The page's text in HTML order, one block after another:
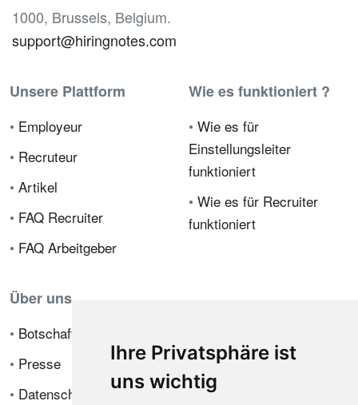
Ihre Privatsphäre ist
uns wichtig
1000, Brussels, Belgium.
support@hiringnotes.com
Unsere Plattform
• Employeur
• Recruteur
• Artikel
• FAQ Recruiter
• FAQ Arbeitgeber
Wie es funktioniert ?
• Wie es für
Einstellungsleiter
funktioniert
• Wie es für Recruiter
funktioniert
Über uns
• Botschafterprogramm
• Presse
• Datenschutzrichtlinie